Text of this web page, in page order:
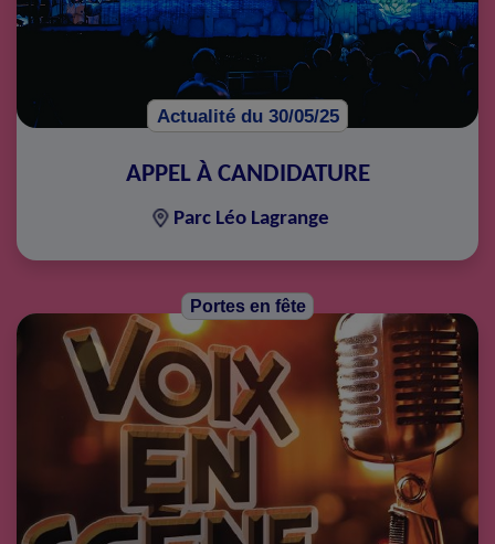
Actualité du 30/05/25
APPEL À CANDIDATURE
Parc Léo Lagrange
Portes en fête